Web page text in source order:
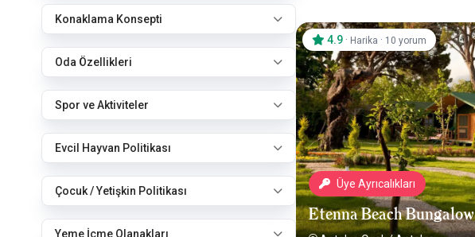
Konaklama Konsepti
Oda Özellikleri
Spor ve Aktiviteler
Evcil Hayvan Politikası
Çocuk / Yetişkin Politikası
Yeme İçme Olanakları
Üye Ayrıcalıkları
Etenna Beach Bungalow
4.9 · Harika · 10 yorum